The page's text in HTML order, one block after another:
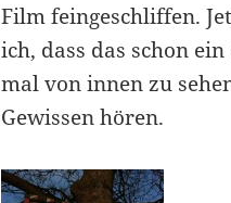
Film feingeschliffen.
ich, dass das schon
mal von innen zu
Gewissen hören.